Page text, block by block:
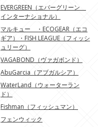
EVERGREEN（エバーグリーン
インターナショナル）
マルキュー ・ECOGEAR（エコ
ギア）・FISH LEAGUE（フィッシ
ュリーグ）
VAGABOND（ヴァガボンド）
AbuGarcia（アブガルシア）
WaterLand（ウォーターラン
ド）
Fishman（フィッシュマン）
フェンウィック